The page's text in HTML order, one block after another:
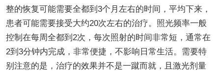
整的恢复可能需要全都到3个月左右的时间，平均下来，
患者可能需要接受大约20次左右的治疗。照光频率一般
控制在每周全都到2次，每次照射的时间非常短，通常在
2到3分钟内完成，非常便捷，不影响日常生活。需要特
别注意的是，治疗的效果并不是一蹴而就，且激光剂量